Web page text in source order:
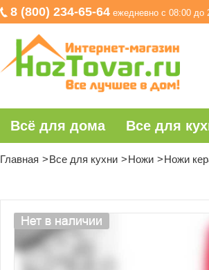
8 (800) 234-65-64 ежедневно с 08:00 до
Всё для дома Все для
Главная Все для кухни Ножи Ножи